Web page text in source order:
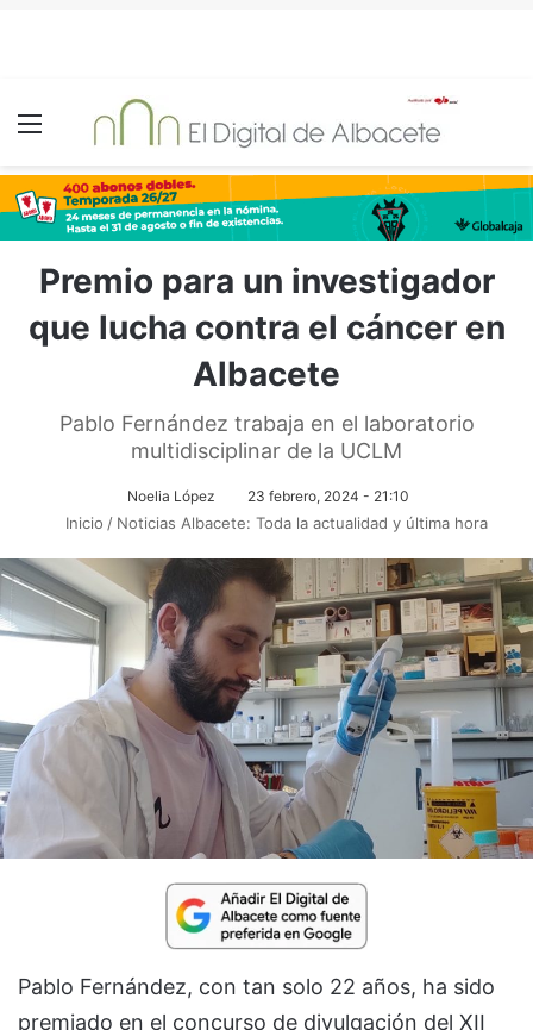
Menú
Premio para un investigador
que lucha contra el cáncer en
Albacete
Pablo Fernández trabaja en el laboratorio
multidisciplinar de la UCLM
Noelia López 23 febrero, 2024 - 21:10
Inicio / Noticias Albacete: Toda la actualidad y última hora
Pablo Fernández, con tan solo 22 años, ha sido
premiado en el concurso de divulgación del XII